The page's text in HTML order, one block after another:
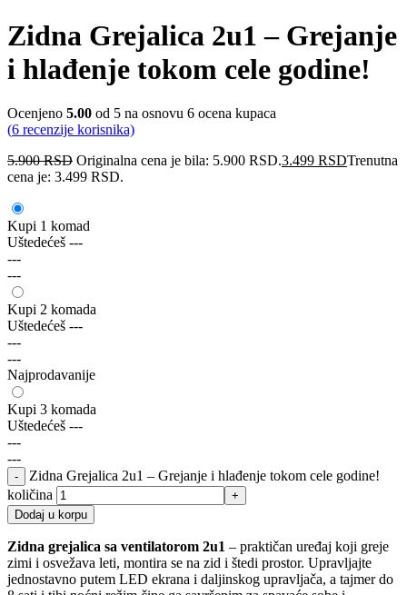
Zidna Grejalica 2u1 – Grejanje
i hlađenje tokom cele godine!
Ocenjeno 5.00 od 5 na osnovu 6 ocena kupaca
(6 recenzije korisnika)
5.900RSD Originalna cena je bila: 5.900 RSD.3.499 RSDTrenutna
cena je: 3.499 RSD.
Kupi 1 komad
Uštedećeš ---
---
---
Kupi 2 komada
Uštedećeš ---
---
---
Najprodavanije
Kupi 3 komada
Uštedećeš ---
---
---
Zidna Grejalica 2u1 – Grejanje i hlađenje tokom cele godine!
količina
Dodaj u korpu
Zidna grejalica sa ventilatorom 2u1 – praktičan uređaj koji greje
zimi i osvežava leti, montira se na zid i štedi prostor. Upravljajte
jednostavno putem LED ekrana i daljinskog upravljača, a tajmer do